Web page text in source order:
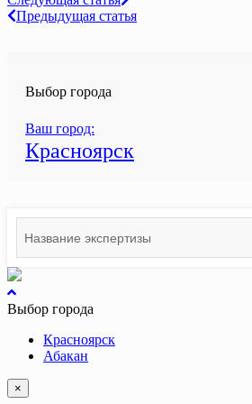
по
Предыдущая статья
Выбор города
Ваш город:
Красноярск
for:
вернуться
к
Выбор города
Красноярск
Абакан
×